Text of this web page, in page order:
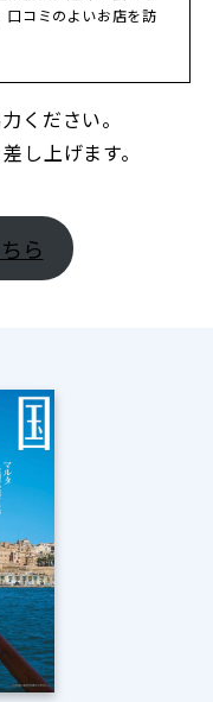
口コミのよいお店を訪
ください。
し上げます。
ら